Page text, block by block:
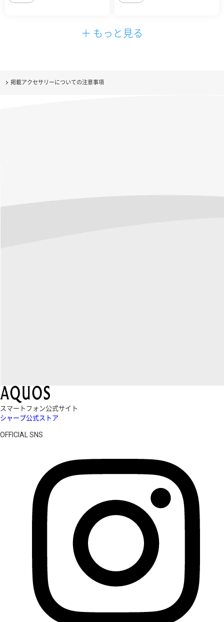
＋ もっと見る
掲載アクセサリーについての注意事項
スマートフォン公式サイト
シャープ公式ストア
OFFICIAL SNS